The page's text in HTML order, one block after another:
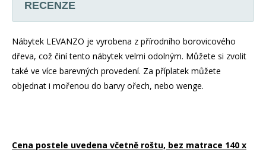
RECENZE
Nábytek LEVANZO je vyrobena z přírodního borovicového
dřeva, což činí tento nábytek velmi odolným. Můžete si zvolit
také ve více barevných provedení. Za příplatek můžete
objednat i mořenou do barvy ořech, nebo wenge.
Cena postele uvedena včetně roštu, bez matrace 140 x